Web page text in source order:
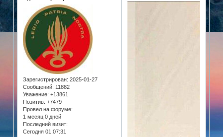
Зарегистрирован: 2025-01-27
Сообщений: 11882
Уважение: +13861
Позитив: +7479
Провел на форуме:
1 месяц 0 дней
Последний визит:
Сегодня 01:07:31